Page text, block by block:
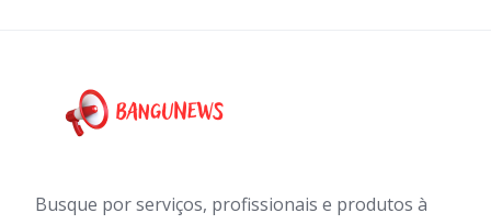
Busque por serviços, profissionais e produtos à